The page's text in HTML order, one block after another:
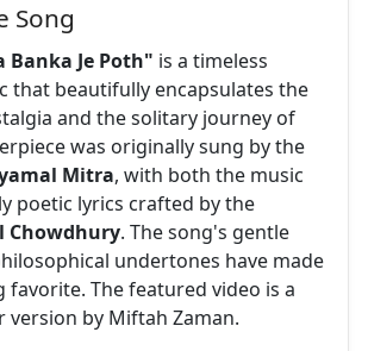
Song
Banka Je Poth" is a timeless
that beautifully encapsulates the
and the solitary journey of
was originally sung by the
Mitra, with both the music
poetic lyrics crafted by the
Chowdhury. The song's gentle
undertones have made
favorite. The featured video is a
version by Miftah Zaman.